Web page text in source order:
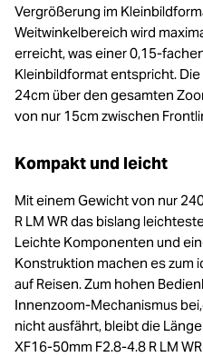
Vergrößerung im
Weitwinkelbereich wird
erreicht, was einer 0,15-
Kleinbildformat entspricht.
24cm über den gesamten
von nur 15cm zwischen
Kompakt und leicht
Mit einem Gewicht von nur
R LM WR das bislang
Leichte Komponenten und
Konstruktion machen es zum
auf Reisen. Zum hohen
Innenzoom-Mechanismus
nicht ausfährt, bleibt die
XF16-50mm F2.8-4.8 R LM